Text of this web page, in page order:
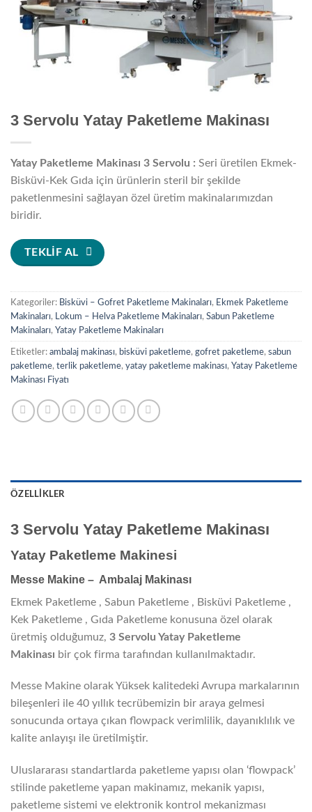
3 Servolu Yatay Paketleme Makinası
Yatay Paketleme Makinası 3 Servolu : Seri üretilen Ekmek-
Bisküvi-Kek Gıda için ürünlerin steril bir şekilde
paketlenmesini sağlayan özel üretim makinalarımızdan
biridir.
TEKLİF AL
Kategoriler: Bisküvi – Gofret Paketleme Makinaları, Ekmek Paketleme
Makinaları, Lokum – Helva Paketleme Makinaları, Sabun Paketleme
Makinaları, Yatay Paketleme Makinaları
Etiketler: ambalaj makinası, bisküvi paketleme, gofret paketleme, sabun
paketleme, terlik paketleme, yatay paketleme makinası, Yatay Paketleme
Makinası Fiyatı
ÖZELLIKLER
3 Servolu Yatay Paketleme Makinası
Yatay Paketleme Makinesi
Messe Makine – Ambalaj Makinası
Ekmek Paketleme , Sabun Paketleme , Bisküvi Paketleme ,
Kek Paketleme , Gıda Paketleme konusuna özel olarak
üretmiş olduğumuz, 3 Servolu Yatay Paketleme
Makinası bir çok firma tarafından kullanılmaktadır.
Messe Makine olarak Yüksek kalitedeki Avrupa markalarının
bileşenleri ile 40 yıllık tecrübemizin bir araya gelmesi
sonucunda ortaya çıkan flowpack verimlilik, dayanıklılık ve
kalite anlayışı ile üretilmiştir.
Uluslararası standartlarda paketleme yapısı olan ‘flowpack’
stilinde paketleme yapan makinamız, mekanik yapısı,
paketleme sistemi ve elektronik kontrol mekanizması